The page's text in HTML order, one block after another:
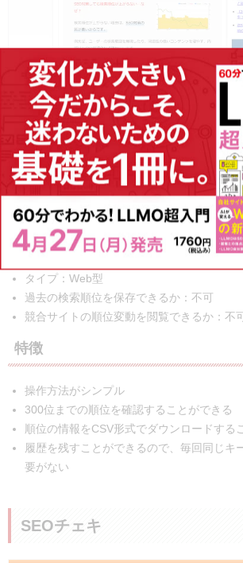
出典： https://
試しに検索順位チェックツールを使ってみた
らの「ohotuku.jp 順位チェック」がおすすめで
の確認や順位情報のダウンロードができるた
も簡単に行うことができます。
基本情報
料金：無料
タイプ：Web型
過去の検索順位を保存できるか：不可
競合サイトの順位変動を閲覧できるか：不
特徴
操作方法がシンプル
300位までの順位を確認することができる
順位の情報をCSV形式でダウンロードする
履歴を残すことができるので、毎回同じキ
要がない
SEOチェキ